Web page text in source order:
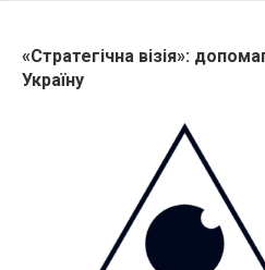
«Стратегічна візія»:
Україну